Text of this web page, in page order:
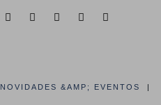
NOVIDADES &AMP; EVENTOS